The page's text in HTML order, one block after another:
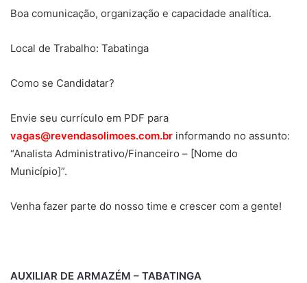
Boa comunicação, organização e capacidade analítica.
Local de Trabalho: Tabatinga
Como se Candidatar?
Envie seu currículo em PDF para
vagas@revendasolimoes.com.br informando no assunto:
“Analista Administrativo/Financeiro – [Nome do
Município]”.
Venha fazer parte do nosso time e crescer com a gente!
AUXILIAR DE ARMAZÉM – TABATINGA